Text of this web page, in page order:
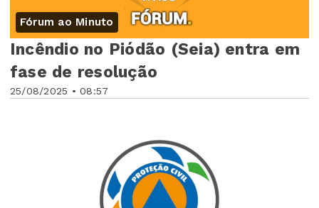
Fórum ao Minuto
25/08/2025 • 08:57
Incêndio no Piódão (Seia) entra em
fase de resolução